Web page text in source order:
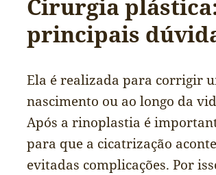
Cirurgia
principais
Ela é realizada para corrigir
nascimento ou ao longo da
Após a rinoplastia é
para que a cicatrização
evitadas complicações. Por